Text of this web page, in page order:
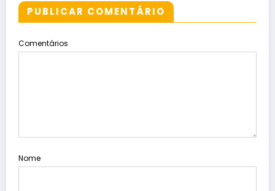
PUBLICAR COMENTÁRIO
Comentários
Nome